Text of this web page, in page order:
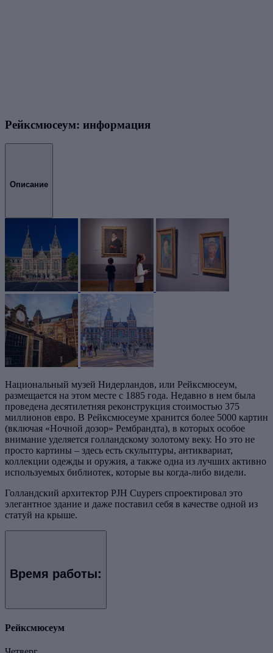
Рейксмюсеум: информация
Описание
Национальный музей Нидерландов, или Рейксмюсеум,
размещается на этом месте с 1885 года. Недавно в нем была
проведена десятилетняя реконструкция стоимостью 375
миллионов евро. В Рейксмюсеуме хранится более 5000 картин
(включая «Ночной дозор» Рембрандта), в которых особое
внимание уделяется голландскому золотому веку. Но это не
просто картины – здесь есть скульптуры, антиквариат,
коллекции одежды и оружия, а также одна из лучших активно
используемых библиотек, которые вы когда-либо видели.
Голландский архитектор PJH Cuypers спроектировал это
элегантное здание и даже поставил себя в качестве одной из
статуй на крыше.
Время работы:
Рейксмюсеум